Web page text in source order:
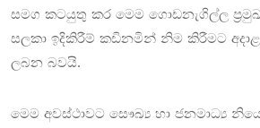
සමග කටයුතු කර මෙම ගොඩනැගිල්ල
සලකා ඉදිකිරීම් කඩිනමින් නිම කිරීමට
ලබන බවයි.
මෙම අවස්ථාවට සෞඛ්‍ය හා ජනමාධ්‍ය